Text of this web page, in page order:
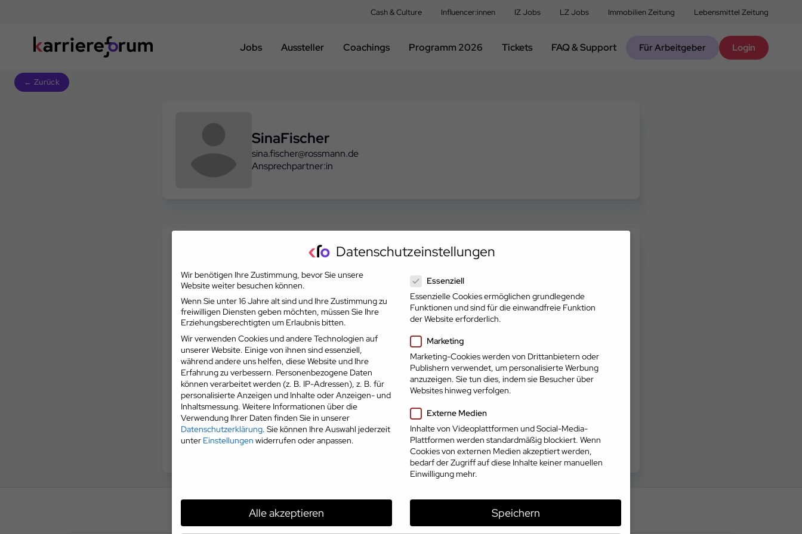
Cash & Culture Influencer:innen IZ Jobs LZ Jobs Immobilien Zeitung Lebensmittel Zeitung
Jobs Aussteller Coachings Programm 2026 Tickets FAQ & Support Für Arbeitgeber Login
← Zurück
SinaFischer
sina.fischer@rossmann.de
Ansprechpartner:in
9:30
10:30
11:00
11:30
12:00
12:30
13:30
14:00
14:30
15:30
Alle auswählen
Datenschutzeinstellungen
Wir benötigen Ihre Zustimmung, bevor Sie unsere
Website weiter besuchen können.
Wenn Sie unter 16 Jahre alt sind und Ihre Zustimmung zu
freiwilligen Diensten geben möchten, müssen Sie Ihre
Erziehungsberechtigten um Erlaubnis bitten.
Wir verwenden Cookies und andere Technologien auf
unserer Website. Einige von ihnen sind essenziell,
während andere uns helfen, diese Website und Ihre
Erfahrung zu verbessern. Personenbezogene Daten
können verarbeitet werden (z. B. IP-Adressen), z. B. für
personalisierte Anzeigen und Inhalte oder Anzeigen- und
Inhaltsmessung. Weitere Informationen über die
Verwendung Ihrer Daten finden Sie in unserer
Datenschutzerklärung. Sie können Ihre Auswahl jederzeit
unter Einstellungen widerrufen oder anpassen.
Essenziell
Essenzielle Cookies ermöglichen grundlegende
Funktionen und sind für die einwandfreie Funktion
der Website erforderlich.
Marketing
Marketing-Cookies werden von Drittanbietern oder
Publishern verwendet, um personalisierte Werbung
anzuzeigen. Sie tun dies, indem sie Besucher über
Websites hinweg verfolgen.
Externe Medien
Inhalte von Videoplattformen und Social-Media-
Plattformen werden standardmäßig blockiert. Wenn
Cookies von externen Medien akzeptiert werden,
bedarf der Zugriff auf diese Inhalte keiner manuellen
Einwilligung mehr.
Alle akzeptieren Speichern